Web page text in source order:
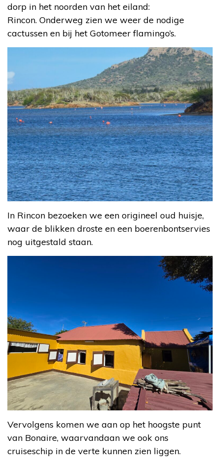
dorp in het noorden van het eiland:
Rincon. Onderweg zien we weer de nodige
cactussen en bij het Gotomeer flamingo’s.
In Rincon bezoeken we een origineel oud huisje,
waar de blikken droste en een boerenbontservies
nog uitgestald staan.
Vervolgens komen we aan op het hoogste punt
van Bonaire, waarvandaan we ook ons
cruiseschip in de verte kunnen zien liggen.